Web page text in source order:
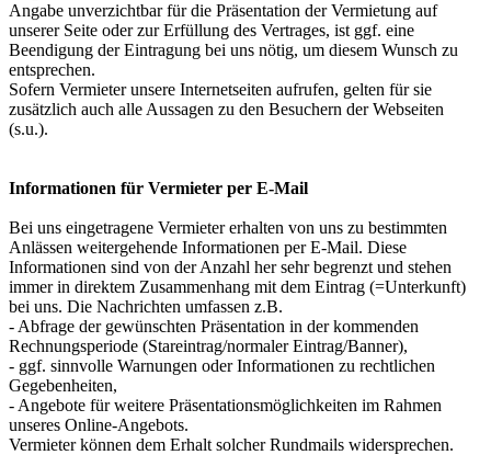
Angabe unverzichtbar für die Präsentation der Vermietung auf
unserer Seite oder zur Erfüllung des Vertrages, ist ggf. eine
Beendigung der Eintragung bei uns nötig, um diesem Wunsch zu
entsprechen.
Sofern Vermieter unsere Internetseiten aufrufen, gelten für sie
zusätzlich auch alle Aussagen zu den Besuchern der Webseiten
(s.u.).
Informationen für Vermieter per E-Mail
Bei uns eingetragene Vermieter erhalten von uns zu bestimmten
Anlässen weitergehende Informationen per E-Mail. Diese
Informationen sind von der Anzahl her sehr begrenzt und stehen
immer in direktem Zusammenhang mit dem Eintrag (=Unterkunft)
bei uns. Die Nachrichten umfassen z.B.
- Abfrage der gewünschten Präsentation in der kommenden
Rechnungsperiode (Stareintrag/normaler Eintrag/Banner),
- ggf. sinnvolle Warnungen oder Informationen zu rechtlichen
Gegebenheiten,
- Angebote für weitere Präsentationsmöglichkeiten im Rahmen
unseres Online-Angebots.
Vermieter können dem Erhalt solcher Rundmails widersprechen.